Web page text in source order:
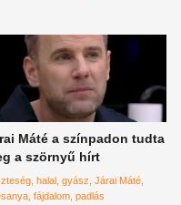
Máté a színpadon tudta
a szörnyű hírt
halal gyász Járai Máté
fájdalom padlás